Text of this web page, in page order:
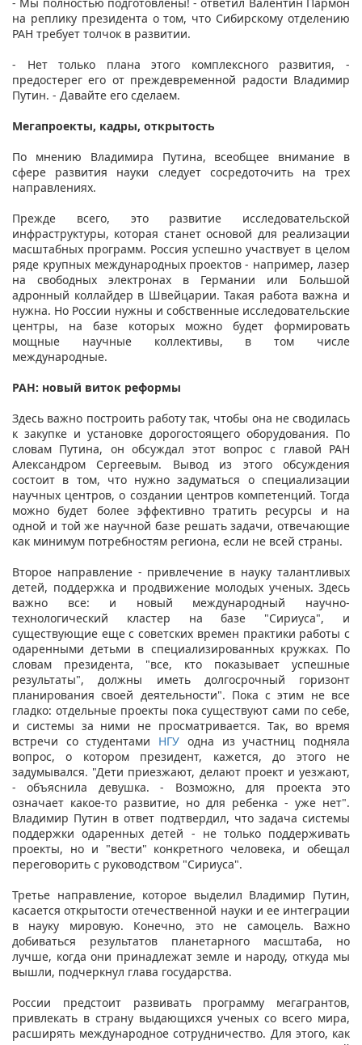
на реплику президента о том, что Сибирскому отделению
РАН требует толчок в развитии.
- Нет только плана этого комплексного развития, -
предостерег его от преждевременной радости Владимир
Путин. - Давайте его сделаем.
Мегапроекты, кадры, открытость
По мнению Владимира Путина, всеобщее внимание в
сфере развития науки следует сосредоточить на трех
направлениях.
Прежде всего, это развитие исследовательской
инфраструктуры, которая станет основой для реализации
масштабных программ. Россия успешно участвует в целом
ряде крупных международных проектов - например, лазер
на свободных электронах в Германии или Большой
адронный коллайдер в Швейцарии. Такая работа важна и
нужна. Но России нужны и собственные исследовательские
центры, на базе которых можно будет формировать
мощные научные коллективы, в том числе
международные.
РАН: новый виток реформы
Здесь важно построить работу так, чтобы она не сводилась
к закупке и установке дорогостоящего оборудования. По
словам Путина, он обсуждал этот вопрос с главой РАН
Александром Сергеевым. Вывод из этого обсуждения
состоит в том, что нужно задуматься о специализации
научных центров, о создании центров компетенций. Тогда
можно будет более эффективно тратить ресурсы и на
одной и той же научной базе решать задачи, отвечающие
как минимум потребностям региона, если не всей страны.
Второе направление - привлечение в науку талантливых
детей, поддержка и продвижение молодых ученых. Здесь
важно все: и новый международный научно-
технологический кластер на базе "Сириуса", и
существующие еще с советских времен практики работы с
одаренными детьми в специализированных кружках. По
словам президента, "все, кто показывает успешные
результаты", должны иметь долгосрочный горизонт
планирования своей деятельности". Пока с этим не все
гладко: отдельные проекты пока существуют сами по себе,
и системы за ними не просматривается. Так, во время
встречи со студентами НГУ одна из участниц подняла
вопрос, о котором президент, кажется, до этого не
задумывался. "Дети приезжают, делают проект и уезжают,
- объяснила девушка. - Возможно, для проекта это
означает какое-то развитие, но для ребенка - уже нет".
Владимир Путин в ответ подтвердил, что задача системы
поддержки одаренных детей - не только поддерживать
проекты, но и "вести" конкретного человека, и обещал
переговорить с руководством "Сириуса".
Третье направление, которое выделил Владимир Путин,
касается открытости отечественной науки и ее интеграции
в науку мировую. Конечно, это не самоцель. Важно
добиваться результатов планетарного масштаба, но
лучше, когда они принадлежат земле и народу, откуда мы
вышли, подчеркнул глава государства.
России предстоит развивать программу мегагрантов,
привлекать в страну выдающихся ученых со всего мира,
расширять международное сотрудничество. Для этого, как